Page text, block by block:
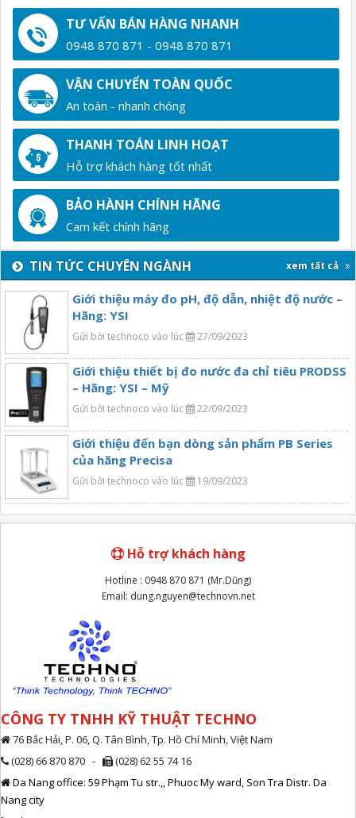
TƯ VẤN BÁN HÀNG NHANH
0948 870 871 - 0948 870 871
VẬN CHUYỂN TOÀN QUỐC
An toàn - nhanh chóng
THANH TOÁN LINH HOẠT
Hỗ trợ khách hàng tốt nhất
BẢO HÀNH CHÍNH HÃNG
Cam kết chính hãng
TIN TỨC CHUYÊN NGÀNH xem tất cả
Giới thiệu máy đo pH, độ dẫn, nhiệt độ nước –
Hãng: YSI
Gửi bởi technoco vào lúc 27/09/2023
Giới thiệu thiết bị đo nước đa chỉ tiêu PRODSS
– Hãng: YSI – Mỹ
Gửi bởi technoco vào lúc 22/09/2023
Giới thiệu đến bạn dòng sản phẩm PB Series
của hãng Precisa
Gửi bởi technoco vào lúc 19/09/2023
Hỗ trợ khách hàng
Hotline : 0948 870 871 (Mr.Dũng)
Email: dung.nguyen@technovn.net
CÔNG TY TNHH KỸ THUẬT TECHNO
76 Bắc Hải, P. 06, Q. Tân Bình, Tp. Hồ Chí Minh, Việt Nam
(028) 66 870 870 -
(028) 62 55 74 16
Da Nang office: 59 Phạm Tu str.,, Phuoc My ward, Son Tra Distr. Da
Nang city